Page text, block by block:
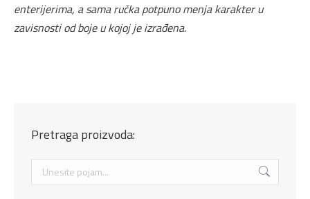
enterijerima, a sama ručka potpuno menja karakter u
zavisnosti od boje u kojoj je izrađena.
Pretraga proizvoda:
Search: